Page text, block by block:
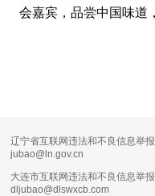
会嘉宾，品尝中国味道
辽宁省互联网违法和不良信息举
jubao@ln.gov.cn
大连市互联网违法和不良信息举
dljubao@dlswxcb.com